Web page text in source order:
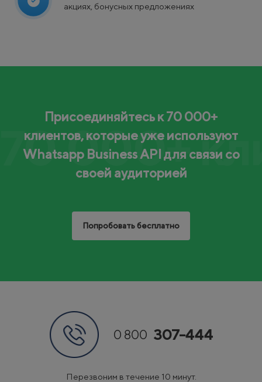
акциях, бонусных предложениях
70 000+
Присоединяйтесь к 70 000+
клиентов, которые уже используют
Whatsapp Business API для связи со
своей аудиторией
Попробовать бесплатно
0 800 307-444
Перезвоним в течение 10 минут.